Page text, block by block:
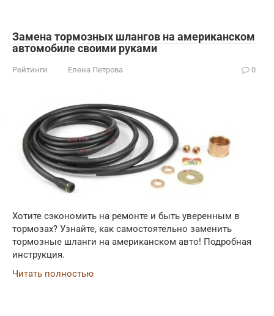
Замена тормозных шлангов на американском
автомобиле своими руками
Рейтинги Елена Петрова 0
Хотите сэкономить на ремонте и быть уверенным в
тормозах? Узнайте, как самостоятельно заменить
тормозные шланги на американском авто! Подробная
инструкция.
Читать полностью